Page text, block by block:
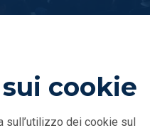
cookie
sull’utilizzo dei cookie sul